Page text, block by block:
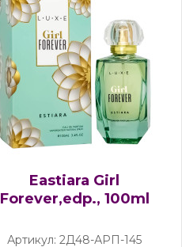
Eastiara Girl
Forever,edp., 100ml
Артикул: 2Д48-АРП-145